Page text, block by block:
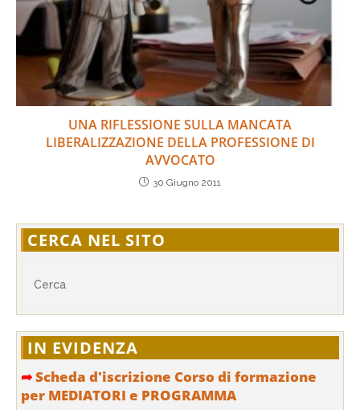
UNA RIFLESSIONE SULLA MANCATA
LIBERALIZZAZIONE DELLA PROFESSIONE DI
AVVOCATO
30 Giugno 2011
CERCA NEL SITO
IN EVIDENZA
➦Scheda d'iscrizione Corso di formazione
per MEDIATORI e PROGRAMMA